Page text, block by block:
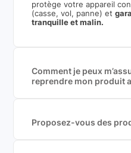
protège votre appareil
(casse, vol, panne) et
tranquille et malin.
Comment je peux
reprendre mon produit
garantir le meilleur prix de
sommes rémunéré à la
Proposez-vous des